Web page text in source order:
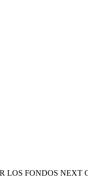
FONDOS NEXT